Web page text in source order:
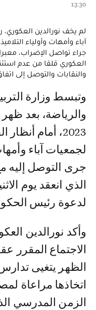
13:30
لم يخف نورالدين العكوري،
آباء وأمهات وأولياء
جراء تواصل الإضراب،
العكوري قلقا من عدم
والنقابات والتوصل إلى
وتبسط وزارة التربية الوطنية والتعليم الأولي
2023، أمام
لجمعيات آباء
جرى التوصل إليه
لدعوة رئيس
الاجتماع المقرر
الظهر يتغيى
اتخاذها مراعاة
الزمن المدرسي